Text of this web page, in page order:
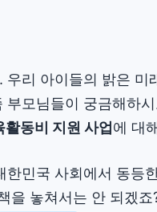
우리 아이들의 밝은
부모님들이 궁금해하
동비 지원 사업 에 대
한민국 사회에서 동등
을 놓쳐서는 안 되겠